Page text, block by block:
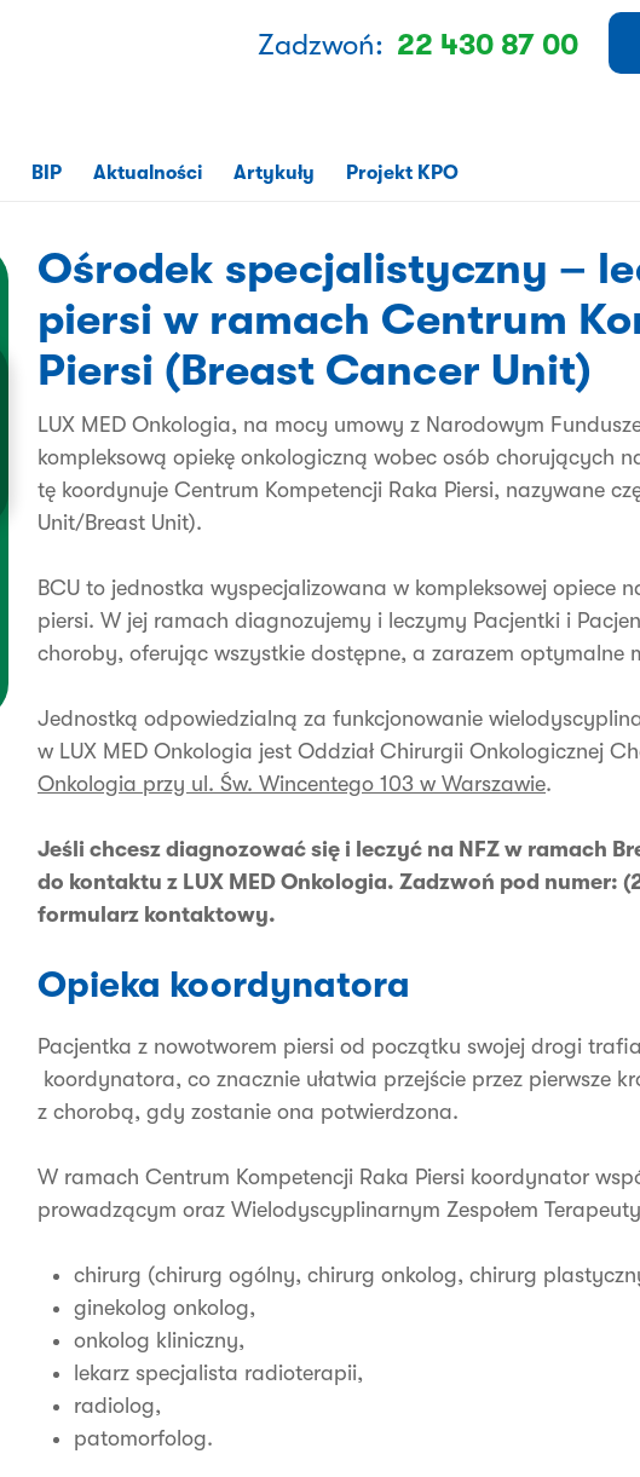
Zadzwoń: 22 430 87 00
BIP Aktualności Artykuły Projekt KPO
Ośrodek specjalistyczny –
piersi w ramach Centrum
Piersi (Breast Cancer Unit)
LUX MED Onkologia, na mocy umowy z Narodowym
kompleksową opiekę onkologiczną wobec osób chorujących
tę koordynuje Centrum Kompetencji Raka Piersi, nazywane
Unit/Breast Unit).
BCU to jednostka wyspecjalizowana w kompleksowej opiece
piersi. W jej ramach diagnozujemy i leczymy Pacjentki i
choroby, oferując wszystkie dostępne, a zarazem optymalne
Jednostką odpowiedzialną za funkcjonowanie
w LUX MED Onkologia jest Oddział Chirurgii Onkologicznej
Onkologia przy ul. Św. Wincentego 103 w Warszawie.
Jeśli chcesz diagnozować się i leczyć na NFZ w ramach
do kontaktu z LUX MED Onkologia. Zadzwoń pod numer:
formularz kontaktowy.
Opieka koordynatora
Pacjentka z nowotworem piersi od początku swojej drogi
koordynatora, co znacznie ułatwia przejście przez pierwsze
z chorobą, gdy zostanie ona potwierdzona.
W ramach Centrum Kompetencji Raka Piersi koordynator
prowadzącym oraz Wielodyscyplinarnym Zespołem
chirurg (chirurg ogólny, chirurg onkolog, chirurg
ginekolog onkolog,
onkolog kliniczny,
lekarz specjalista radioterapii,
radiolog,
patomorfolog.